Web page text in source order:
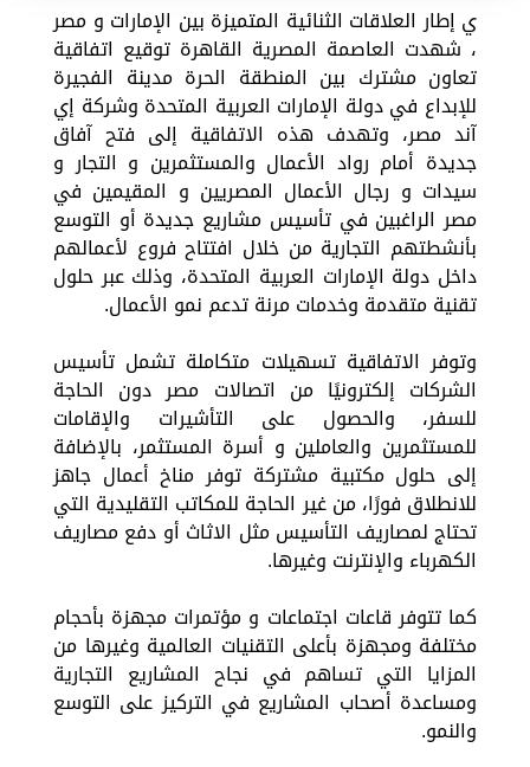
ي إطار العلاقات الثنائية المتميزة بين الإمارات و مصر
، شهدت العاصمة المصرية القاهرة توقيع اتفاقية
تعاون مشترك بين المنطقة الحرة مدينة الفجيرة
للإبداع في دولة الإمارات العربية المتحدة وشركة إي
آند مصر، وتهدف هذه الاتفاقية إلى فتح آفاق
جديدة أمام رواد الأعمال والمستثمرين و التجار و
سيدات و رجال الأعمال المصريين و المقيمين في
مصر الراغبين في تأسيس مشاريع جديدة أو التوسع
بأنشطتهم التجارية من خلال افتتاح فروع لأعمالهم
داخل دولة الإمارات العربية المتحدة، وذلك عبر حلول
تقنية متقدمة وخدمات مرنة تدعم نمو الأعمال.
وتوفر الاتفاقية تسهيلات متكاملة تشمل تأسيس
الشركات إلكترونيًا من اتصالات مصر دون الحاجة
للسفر، والحصول على التأشيرات والإقامات
للمستثمرين والعاملين و أسرة المستثمر، بالإضافة
إلى حلول مكتبية مشتركة توفر مناخ أعمال جاهز
للانطلاق فورًا، من غير الحاجة للمكاتب التقليدية التي
تحتاج لمصاريف التأسيس مثل الاثاث أو دفع مصاريف
الكهرباء والإنترنت وغيرها.
كما تتوفر قاعات اجتماعات و مؤتمرات مجهزة بأحجام
مختلفة ومجهزة بأعلى التقنيات العالمية وغيرها من
المزايا التي تساهم في نجاح المشاريع التجارية
ومساعدة أصحاب المشاريع في التركيز على التوسع
والنمو.